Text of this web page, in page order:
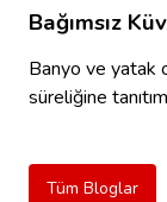
Bağımsız
Banyo ve yatak
süreliğine
Tüm Bloglar